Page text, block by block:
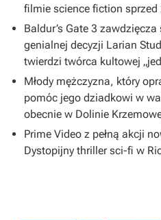
filmie science fiction sprzed
Baldur’s Gate 3
genialnej decyzji Larian
twierdzi twórca kultowej
Młody mężczyzna, który
pomóc jego dziadkowi w
obecnie w Dolinie
Prime Video z pełną akcji
Dystopijny thriller sci-fi w